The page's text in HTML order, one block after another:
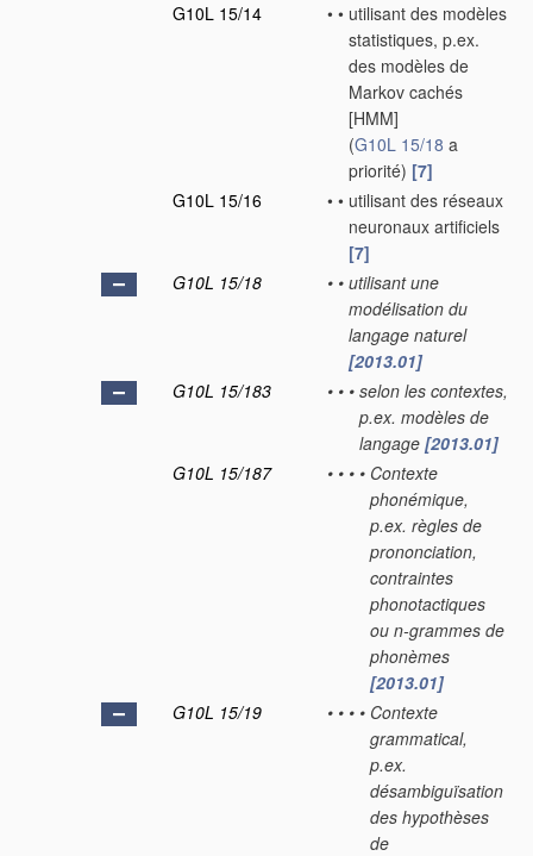
G10L 15/14
• • utilisant des modèles
statistiques, p.ex.
des modèles de
Markov cachés
[HMM]
(G10L 15/18 a
priorité) [7]
G10L 15/16
• • utilisant des réseaux
neuronaux artificiels
[7]
G10L 15/18
• • utilisant une
modélisation du
langage naturel
[2013.01]
G10L 15/183
• • • selon les contextes,
p.ex. modèles de
langage [2013.01]
G10L 15/187
• • • • Contexte
phonémique,
p.ex. règles de
prononciation,
contraintes
phonotactiques
ou n-grammes de
phonèmes
[2013.01]
G10L 15/19
• • • • Contexte
grammatical,
p.ex.
désambiguïsation
des hypothèses
de